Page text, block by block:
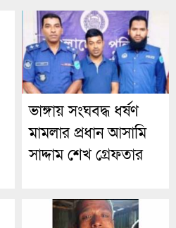
ভাঙ্গায় সংঘবদ্ধ ধর্ষণ
মামলার প্রধান আসামি
সাদ্দাম শেখ গ্রেফতার